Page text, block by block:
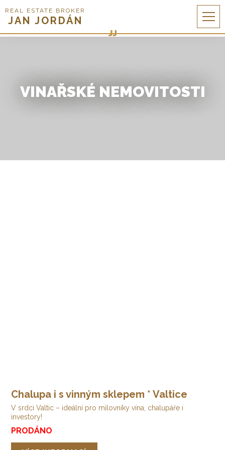
REAL ESTATE BROKER
JAN JORDÁN
VINAŘSKÉ NEMOVITOSTI
Chalupa i s vinným sklepem * Valtice
V srdci Valtic – ideální pro milovníky vína, chalupáře i
investory!
PRODÁNO